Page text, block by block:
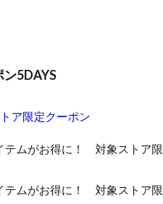
5DAYS
ア限定クーポン
テムがお得に！ 対象ストア
テムがお得に！ 対象ストア